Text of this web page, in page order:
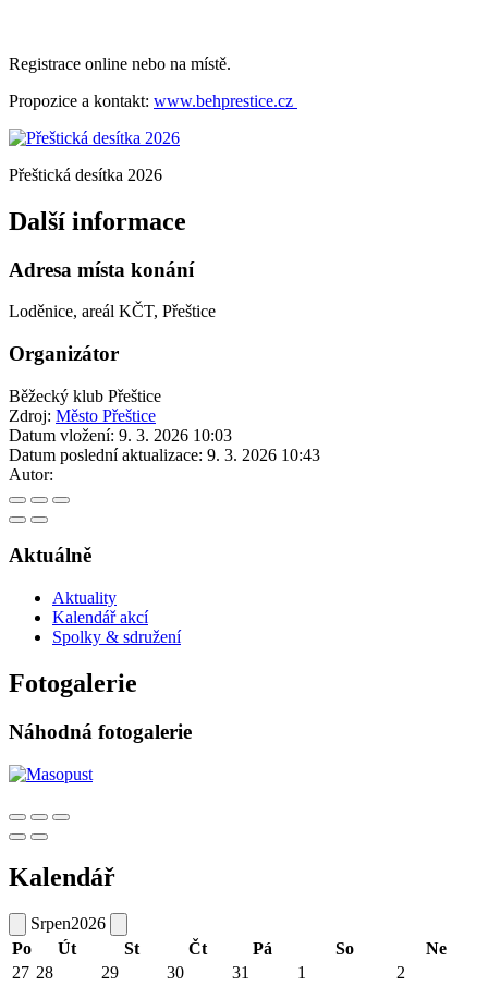
Registrace online nebo na místě.
Propozice a kontakt: www.behprestice.cz
Přeštická desítka 2026
Další informace
Adresa místa konání
Loděnice, areál KČT, Přeštice
Organizátor
Běžecký klub Přeštice
Zdroj: Město Přeštice
Datum vložení: 9. 3. 2026 10:03
Datum poslední aktualizace: 9. 3. 2026 10:43
Autor:
Aktuálně
Aktuality
Kalendář akcí
Spolky & sdružení
Fotogalerie
Náhodná fotogalerie
Kalendář
Srpen2026
Po
Út St Čt Pá So
Ne
27 28 29 30 31 1 2